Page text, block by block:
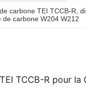
carbone TEI TCCB-R ,
carbone W204 W212
TCCB-R pour la